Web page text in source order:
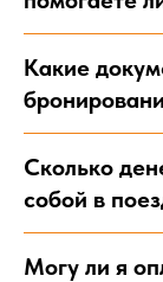
Какие
Сколько
собой в
Могу ли я
Нажимая кнопку
конфиденциальности